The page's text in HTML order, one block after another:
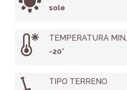
sole
TEMPERATURA MIN.
-20°
TIPO TERRENO